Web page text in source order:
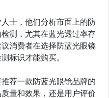
士，他们分析市面上的防
测，尤其在蓝光透过率存
消费者在选择防蓝光眼镜
标识才能购买。
荐一款防蓝光眼镜品牌的
量和效果，还是用户评价